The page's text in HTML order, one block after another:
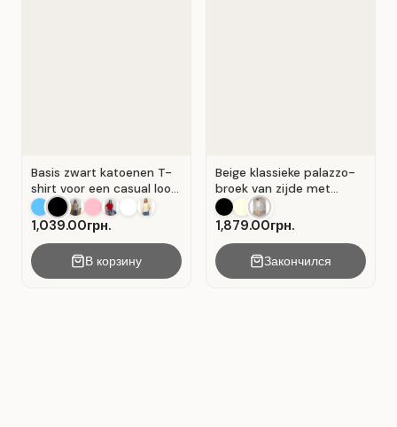
Basis zwart katoenen T-
shirt voor een casual look.
Zwart.
1,039.00грн.
В корзину
Beige klassieke palazzo-
broek van zijde met
plooien . Beige .
1,879.00грн.
Закончился